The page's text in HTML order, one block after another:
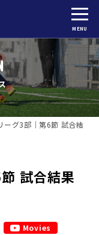
MENU
ーグ3部｜第6節 試合結
試合結果
Movies